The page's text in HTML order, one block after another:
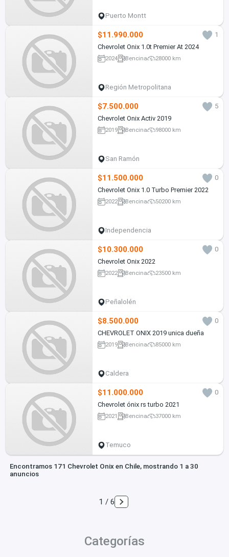
Puerto Montt
$11.990.000
1
Chevrolet Onix 1.0t Premier At 2024
2024 Bencina 28000 km
Región Metropolitana
$7.500.000
5
Chevrolet Onix Activ 2019
2019 Bencina 98000 km
San Ramón
$11.500.000
0
Chevrolet Onix 1.0 Turbo Premier 2022
2022 Bencina 50200 km
Independencia
$10.300.000
0
Chevrolet Onix 2022
2022 Bencina 23500 km
Peñalolén
$8.500.000
0
CHEVROLET ONIX 2019 unica dueña
2019 Bencina 85000 km
Caldera
$11.000.000
0
Chevrolet ónix rs turbo 2021
2021 Bencina 37000 km
Temuco
Encontramos 171 Chevrolet Onix en Chile, mostrando 1 a 30
anuncios
1 / 6
Categorías